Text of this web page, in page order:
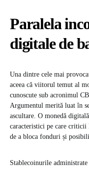
Paralela
digitale de
Una dintre cele mai
aceea că viitorul temut al
cunoscute sub acronimul
Argumentul merită luat în
ascultare. O monedă
caracteristici pe care criticii
de a bloca fonduri și
Stablecoinurile